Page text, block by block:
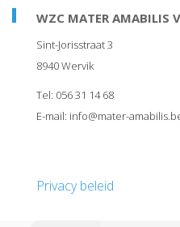
WZC MATER AMABILIS
Sint-Jorisstraat 3
8940Wervik
Tel: 056 31 14 68
E-mail: eb.silibama-
Privacy beleid